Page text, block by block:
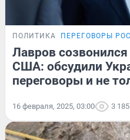
ПОЛИТИКА ПЕРЕГОВОРЫ
Лавров созвонился
США: обсудили
переговоры и не
16 февраля, 2025, 03:00 3 185